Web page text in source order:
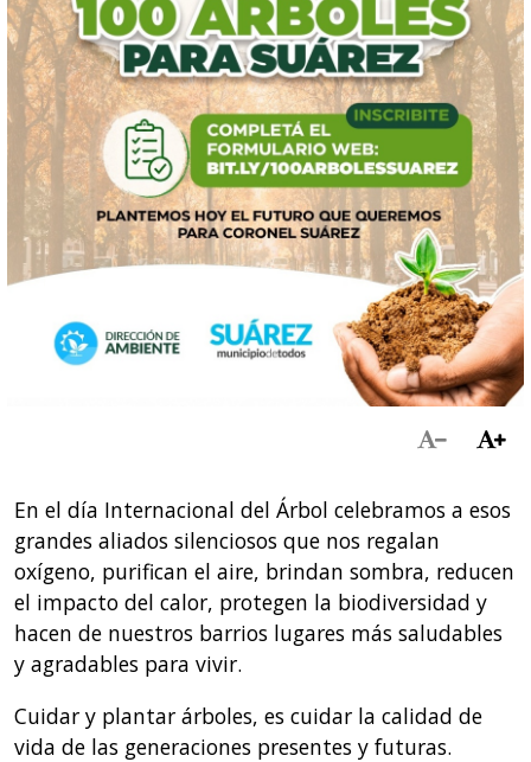
En el día Internacional del Árbol celebramos a esos
grandes aliados silenciosos que nos regalan
oxígeno, purifican el aire, brindan sombra, reducen
el impacto del calor, protegen la biodiversidad y
hacen de nuestros barrios lugares más saludables
y agradables para vivir.
Cuidar y plantar árboles, es cuidar la calidad de
vida de las generaciones presentes y futuras.